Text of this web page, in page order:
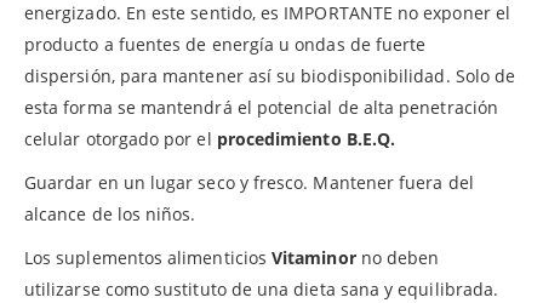
energizado. En este sentido, es IMPORTANTE no exponer el
producto a fuentes de energía u ondas de fuerte
dispersión, para mantener así su biodisponibilidad. Solo de
esta forma se mantendrá el potencial de alta penetración
celular otorgado por el procedimiento B.E.Q.
Guardar en un lugar seco y fresco. Mantener fuera del
alcance de los niños.
Los suplementos alimenticiosVitaminorno deben
utilizarse como sustituto de una dieta sana y equilibrada.